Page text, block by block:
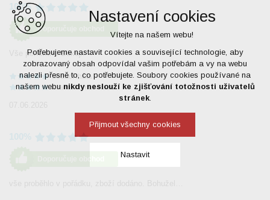
100%
Doporučuje obchod
Vše perfektní. Děkuji.
dodací lhůta
kvalita komunikace
Nastavení cookies
Vítejte na našem webu!
Potřebujeme nastavit cookies a související technologie, aby
zobrazovaný obsah odpovídal vašim potřebám a vy na webu
nalezli přesně to, co potřebujete. Soubory cookies používané na
našem webu nikdy neslouží ke zjišťování totožnosti uživatelů
stránek.
Přijmout všechny cookies
Nastavit